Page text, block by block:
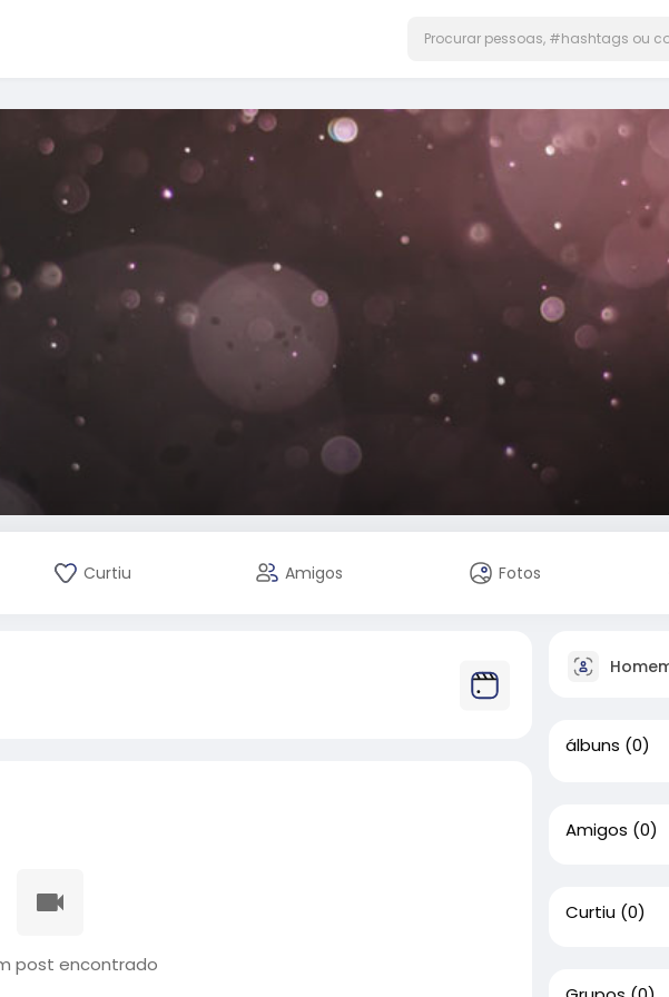
Curtiu Amigos Fotos
post encontrado
álbuns (0)
Amigos (0)
Curtiu (0)